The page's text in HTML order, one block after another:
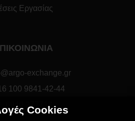
Εργασίας
exchange.gr
100 9841-42-44
6940 277713
Cookies